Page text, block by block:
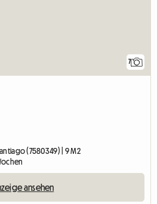
7
(7580349) | 9 M2
ansehen